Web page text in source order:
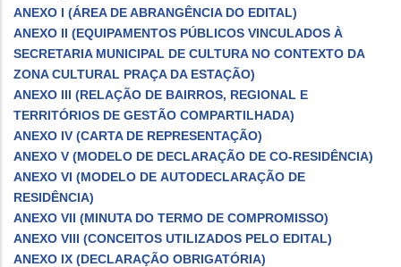
ANEXO I (ÁREA DE ABRANGÊNCIA DO EDITAL)
ANEXO II (EQUIPAMENTOS PÚBLICOS VINCULADOS À
SECRETARIA MUNICIPAL DE CULTURA NO CONTEXTO DA
ZONA CULTURAL PRAÇA DA ESTAÇÃO)
ANEXO III (RELAÇÃO DE BAIRROS, REGIONAL E
TERRITÓRIOS DE GESTÃO COMPARTILHADA)
ANEXO IV (CARTA DE REPRESENTAÇÃO)
ANEXO V (MODELO DE DECLARAÇÃO DE CO-RESIDÊNCIA)
ANEXO VI (MODELO DE AUTODECLARAÇÃO DE
RESIDÊNCIA)
ANEXO VII (MINUTA DO TERMO DE COMPROMISSO)
ANEXO VIII (CONCEITOS UTILIZADOS PELO EDITAL)
ANEXO IX (DECLARAÇÃO OBRIGATÓRIA)